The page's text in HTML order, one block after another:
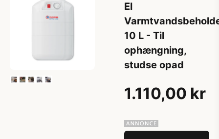
El
10 L - Til
ophængning,
studse opad
1.110,00 kr